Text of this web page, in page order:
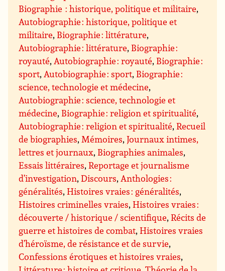
Biographie : historique, politique et militaire,
Autobiographie : historique, politique et
militaire, Biographie : littérature,
Autobiographie : littérature, Biographie :
royauté,Autobiographie : royauté, Biographie :
sport,Autobiographie : sport, Biographie :
science, technologie et médecine,
Autobiographie : science, technologie et
médecine, Biographie : religion et spiritualité,
Autobiographie : religion et spiritualité,Recueil
de biographies,Mémoires,Journaux intimes,
lettres et journaux, Biographies animales,
Essais littéraires,Reportage et journalisme
d’investigation,Discours,Anthologies :
généralités,Histoires vraies : généralités,
Histoires criminelles vraies,Histoires vraies :
découverte / historique / scientifique,Récits de
guerre et histoires de combat,Histoires vraies
d’héroïsme, de résistance et de survie,
Confessions érotiques et histoires vraies,